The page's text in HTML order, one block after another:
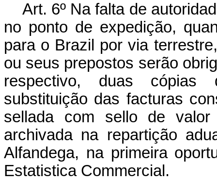
Art. 6º Na falta de
no ponto de expedição,
para o Brazil por via
ou seus prepostos serão
respectivo, duas cópias
substituição das facturas
sellada com sello de
archivada na repartição
Alfandega, na primeira
Estatistica Commercial.